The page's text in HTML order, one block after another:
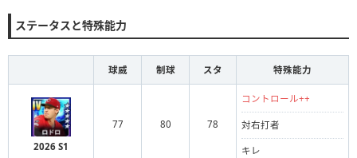
ステータスと特殊能力
球威 制球 スタ 特殊能力
2026 S1
77 80 78
コントロール++
対右打者
キレ